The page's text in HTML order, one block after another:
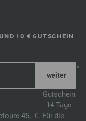
10 € GUTSCHEIN
*
Gutschein
14 Tage
45,- €. Für die